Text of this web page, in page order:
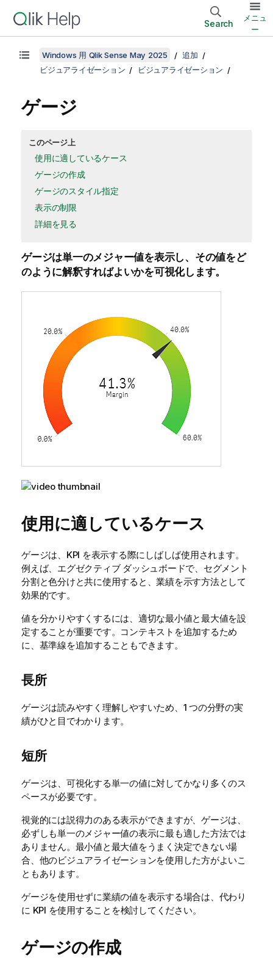
Search
メニュ
ー
Windows 用 Qlik Sense May 2025
追加
ビジュアライゼーション
ビジュアライゼーション
ゲージ
このページ上
使用に適しているケース
ゲージの作成
ゲージのスタイル指定
表示の制限
詳細を見る
ゲージは単一のメジャー値を表示し、その値をど
のように解釈すればよいかを可視化します。
使用に適しているケース
ゲージは、KPI を表示する際にしばしば使用されます。
例えば、エグゼクティブ ダッシュボードで、セグメント
分割と色分けと共に使用すると、業績を示す方法として
効果的です。
値を分かりやすくするには、適切な最小値と最大値を設
定することが重要です。コンテキストを追加するため
に、基準線を追加することもできます。
長所
ゲージは読みやすく理解しやすいため、1 つの分野の実
績がひと目でわかります。
短所
ゲージは、可視化する単一の値に対してかなり多くのス
ペースが必要です。
視覚的には説得力のある表示ができますが、ゲージは、
必ずしも単一のメジャー値の表示に最も適した方法では
ありません。最小値と最大値をうまく決定できない場
合、他のビジュアライゼーションを使用した方がよいこ
ともあります。
ゲージを使用せずに業績の値を表示する場合は、代わり
に KPI を使用することを検討してください。
ゲージの作成